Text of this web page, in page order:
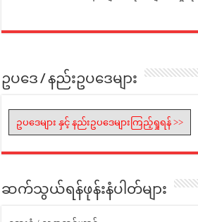
ဥပဒေ / နည်းဥပဒေများ
ဥပဒေများ နှင့် နည်းဥပဒေများကြည့်ရှုရန် >>
ဆက်သွယ်ရန်ဖုန်းနံပါတ်များ